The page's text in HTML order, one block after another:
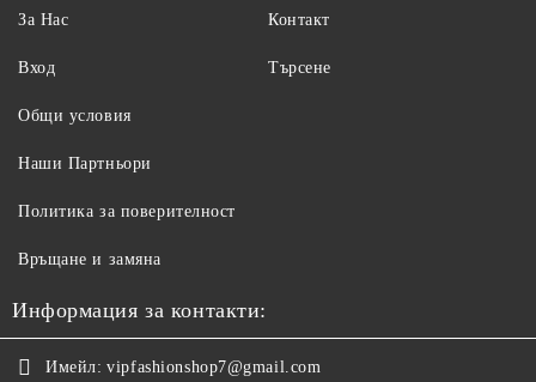
За Нас
Вход
Контакт
Търсене
Общи условия
Наши Партньори
Политика за поверителност
Връщане и замяна
Информация за контакти:
Имейл: vipfashionshop7@gmail.com